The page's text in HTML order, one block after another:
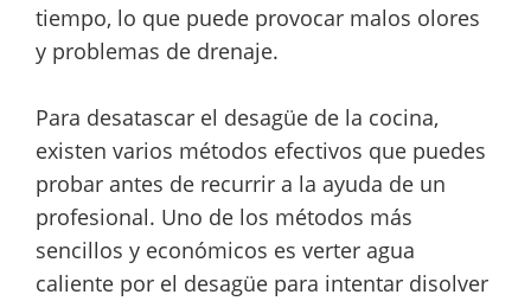
tiempo, lo que puede provocar malos olores
y problemas de drenaje.
Para desatascar el desagüe de la cocina,
existen varios métodos efectivos que puedes
probar antes de recurrir a la ayuda de un
profesional. Uno de los métodos más
sencillos y económicos es verter agua
caliente por el desagüe para intentar disolver